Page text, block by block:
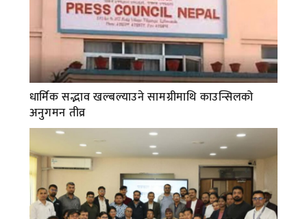
धार्मिक सद्भाव खल्बल्याउने सामग्रीमाथि काउन्सिलको
अनुगमन तीव्र